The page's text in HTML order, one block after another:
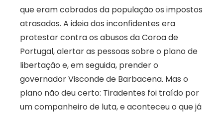
que eram cobrados da população os impostos
atrasados. A ideia dos inconfidentes era
protestar contra os abusos da Coroa de
Portugal, alertar as pessoas sobre o plano de
libertação e, em seguida, prender o
governador Visconde de Barbacena. Mas o
plano não deu certo: Tiradentes foi traído por
um companheiro de luta, e aconteceu o que já